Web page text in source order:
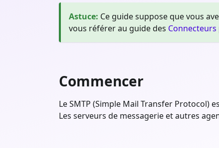
Astuce: Ce guide suppose que vous
vous référer au guide des Connecteurs
Commencer
Le SMTP (Simple Mail Transfer
Les serveurs de messagerie et autres